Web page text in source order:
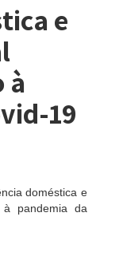
e
à
19
doméstica e
pandemia da